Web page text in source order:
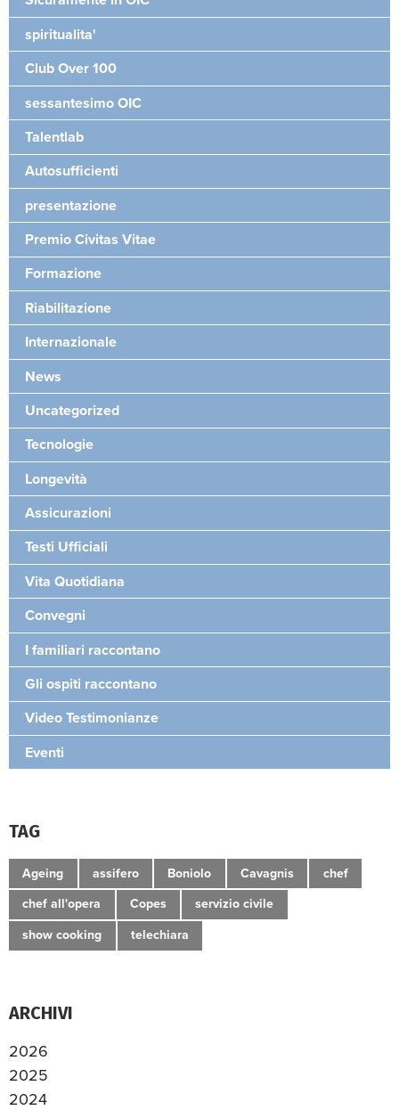
spiritualita'
Club Over 100
sessantesimo OIC
Talentlab
Autosufficienti
presentazione
Premio Civitas Vitae
Formazione
Riabilitazione
Internazionale
News
Uncategorized
Tecnologie
Longevità
Assicurazioni
Testi Ufficiali
Vita Quotidiana
Convegni
I familiari raccontano
Gli ospiti raccontano
Video Testimonianze
Eventi
TAG
Ageing assifero Boniolo Cavagnis chef
chef all'opera Copes servizio civile
show cooking telechiara
ARCHIVI
2026
2025
2024